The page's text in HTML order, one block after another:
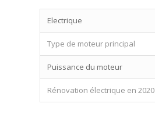
Electrique
Type de moteur principal
Puissance du moteur
Rénovation électrique en 2020